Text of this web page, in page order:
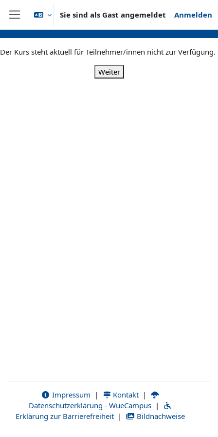
Zum Hauptinhalt
Website-Übersicht
Sie sind als Gast angemeldet Anmelden
Der Kurs steht aktuell für Teilnehmer/innen nicht zur Verfügung.
Weiter
Impressum | Kontakt |
Datenschutzerklärung - WueCampus |
Erklärung zur Barrierefreiheit | Bildnachweise